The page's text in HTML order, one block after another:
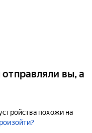
вы, а
похожи на